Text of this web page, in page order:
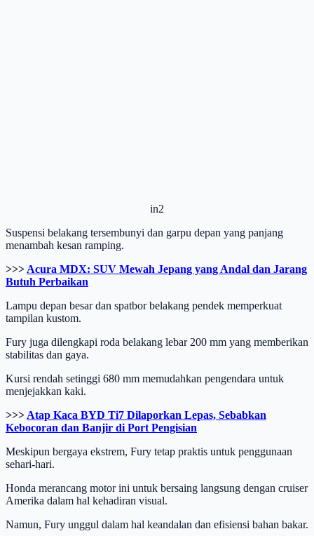
in2
Suspensi belakang tersembunyi dan garpu depan yang panjang
menambah kesan ramping.
>>> Acura MDX: SUV Mewah Jepang yang Andal dan Jarang
Butuh Perbaikan
Lampu depan besar dan spatbor belakang pendek memperkuat
tampilan kustom.
Fury juga dilengkapi roda belakang lebar 200 mm yang memberikan
stabilitas dan gaya.
Kursi rendah setinggi 680 mm memudahkan pengendara untuk
menjejakkan kaki.
>>> Atap Kaca BYD Ti7 Dilaporkan Lepas, Sebabkan
Kebocoran dan Banjir di Port Pengisian
Meskipun bergaya ekstrem, Fury tetap praktis untuk penggunaan
sehari-hari.
Honda merancang motor ini untuk bersaing langsung dengan cruiser
Amerika dalam hal kehadiran visual.
Namun, Fury unggul dalam hal keandalan dan efisiensi bahan bakar.